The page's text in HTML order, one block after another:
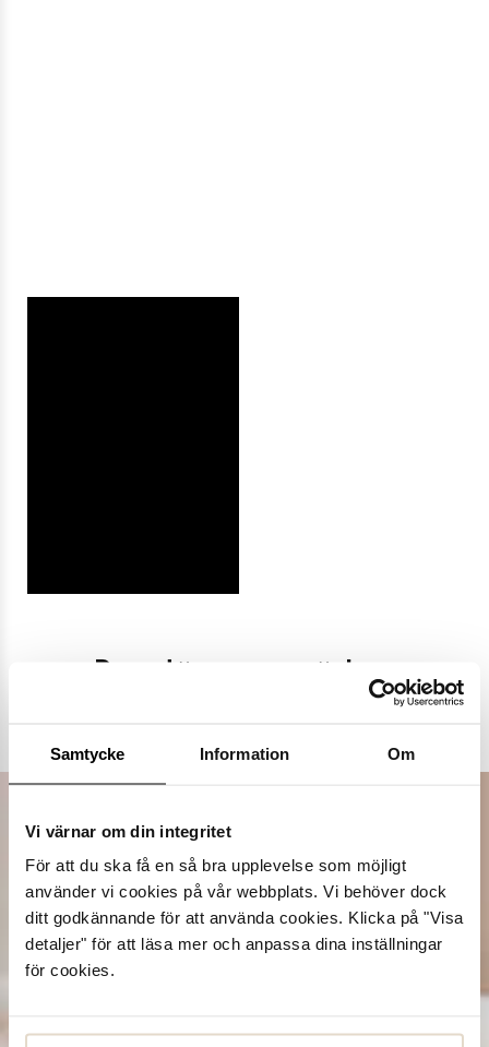
Samtycke Information Om
Vi värnar om din integritet
För att du ska få en så bra upplevelse som möjligt
använder vi cookies på vår webbplats. Vi behöver dock
ditt godkännande för att använda cookies. Klicka på "Visa
detaljer" för att läsa mer och anpassa dina inställningar
för cookies.
Populära varumärken